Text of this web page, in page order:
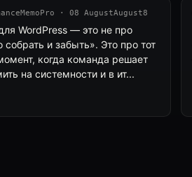
· 08 AugustAugust8
WordPress — это не про
собрать и забыть». Это про тот
когда команда решает
на системности и в ит...